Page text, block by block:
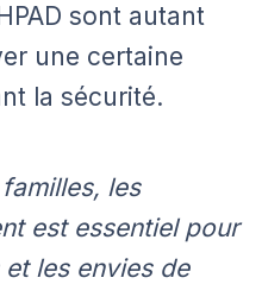
sont autant
une certaine
la sécurité.
les
est essentiel pour
les envies de